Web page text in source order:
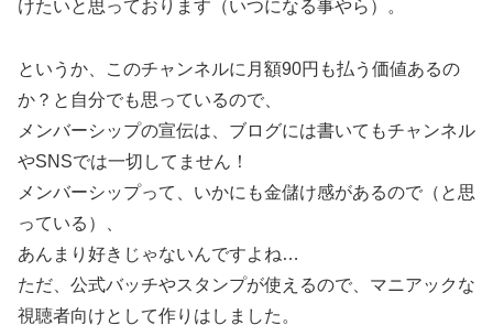
けたいと思っております（いつになる事やら）。
というか、このチャンネルに月額90円も払う価値あるの
か？と自分でも思っているので、
メンバーシップの宣伝は、ブログには書いてもチャンネル
やSNSでは一切してません！
メンバーシップって、いかにも金儲け感があるので（と思
っている）、
あんまり好きじゃないんですよね…
ただ、公式バッチやスタンプが使えるので、マニアックな
視聴者向けとして作りはしました。